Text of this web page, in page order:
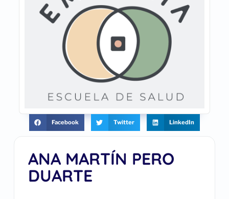
ANA MARTÍN PERO
DUARTE
Facebook Twitter LinkedIn